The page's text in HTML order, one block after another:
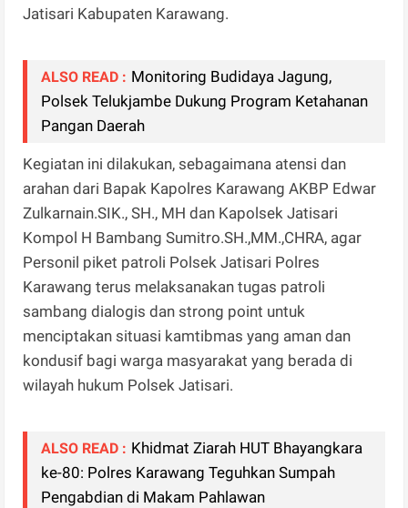
Jatisari Kabupaten Karawang.
ALSO READ : Monitoring Budidaya Jagung,
Polsek Telukjambe Dukung Program Ketahanan
Pangan Daerah
Kegiatan ini dilakukan, sebagaimana atensi dan
arahan dari Bapak Kapolres Karawang AKBP Edwar
Zulkarnain.SIK., SH., MH dan Kapolsek Jatisari
Kompol H Bambang Sumitro.SH.,MM.,CHRA, agar
Personil piket patroli Polsek Jatisari Polres
Karawang terus melaksanakan tugas patroli
sambang dialogis dan strong point untuk
menciptakan situasi kamtibmas yang aman dan
kondusif bagi warga masyarakat yang berada di
wilayah hukum Polsek Jatisari.
ALSO READ : Khidmat Ziarah HUT Bhayangkara
ke-80: Polres Karawang Teguhkan Sumpah
Pengabdian di Makam Pahlawan